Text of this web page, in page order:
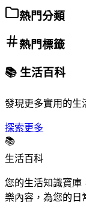
熱門分類
熱門標籤
📚 生活百科
發現更多實用的生
探索更多
📚
生活百科
您的生活知識寶庫
樂內容，為您的日